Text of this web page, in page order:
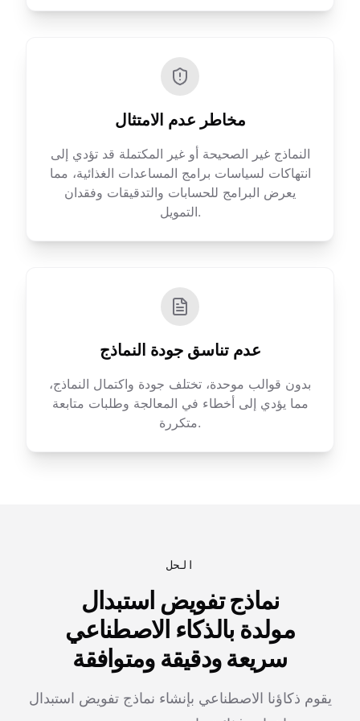
مخاطر عدم الامتثال
النماذج غير الصحيحة أو غير المكتملة قد تؤدي إلى
انتهاكات لسياسات برامج المساعدات الغذائية، مما
يعرض البرامج للحسابات والتدقيقات وفقدان
التمويل.
عدم تناسق جودة النماذج
بدون قوالب موحدة، تختلف جودة واكتمال النماذج،
مما يؤدي إلى أخطاء في المعالجة وطلبات متابعة
متكررة.
الحل
نماذج تفويض استبدال
مولدة بالذكاء الاصطناعي
سريعة ودقيقة ومتوافقة
يقوم ذكاؤنا الاصطناعي بإنشاء نماذج تفويض استبدال